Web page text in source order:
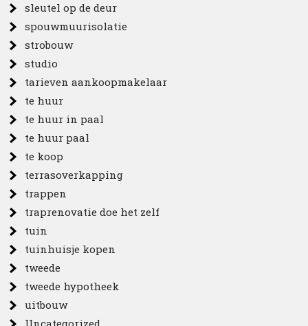
sleutel op de deur
spouwmuurisolatie
strobouw
studio
tarieven aankoopmakelaar
te huur
te huur in paal
te huur paal
te koop
terrasoverkapping
trappen
traprenovatie doe het zelf
tuin
tuinhuisje kopen
tweede
tweede hypotheek
uitbouw
Uncategorized